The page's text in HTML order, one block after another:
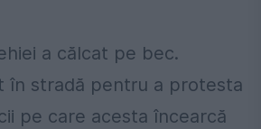
a călcat pe bec.
în stradă pentru a protesta
pe care acesta încearcă